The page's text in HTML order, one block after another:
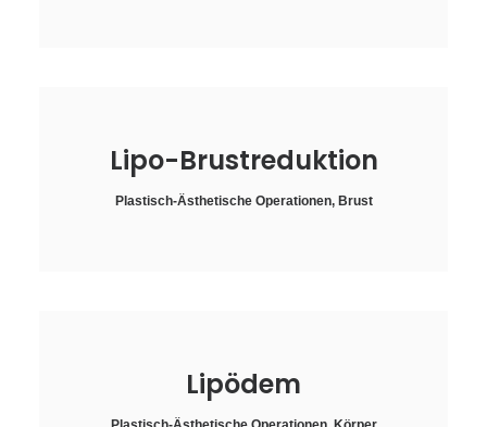
Lipo-Brustreduktion
Plastisch-Ästhetische Operationen, Brust
Lipödem